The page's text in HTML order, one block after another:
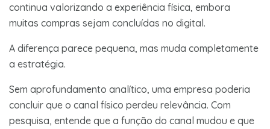
continua valorizando a experiência física, embora
muitas compras sejam concluídas no digital.
A diferença parece pequena, mas muda completamente
a estratégia.
Sem aprofundamento analítico, uma empresa poderia
concluir que o canal físico perdeu relevância. Com
pesquisa, entende que a função do canal mudou e que